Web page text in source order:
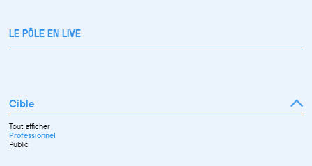
LE PÔLE EN LIVE
Cible
Tout afficher
Professionnel
Public